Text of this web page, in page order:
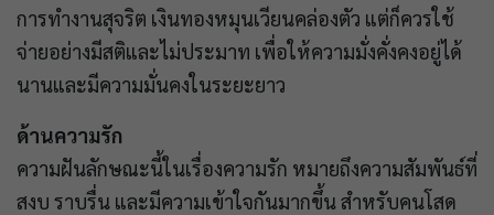
การทำงานสุจริต เงินทองหมุนเวียนคล่องตัว แต่ก็ควรใช้
จ่ายอย่างมีสติและไม่ประมาท เพื่อให้ความมั่งคั่งคงอยู่ได้
นานและมีความมั่นคงในระยะยาว
ด้านความรัก
ความฝันลักษณะนี้ในเรื่องความรัก หมายถึงความสัมพันธ์ที่
สงบ ราบรื่น และมีความเข้าใจกันมากขึ้น สำหรับคนโสด